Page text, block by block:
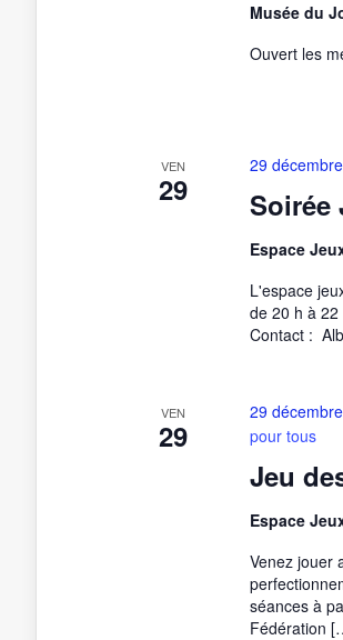
Musée du
Ouvert les
VEN
29 Soirée
29
Espace
L'espace
de 20 h à
Contact :
VEN
29
Jeu
29
pour tous
Espace
Venez jouer
séances à
Fédération